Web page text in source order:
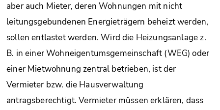
aber auch Mieter, deren Wohnungen mit nicht
leitungsgebundenen Energieträgern beheizt werden,
sollen entlastet werden. Wird die Heizungsanlage z.
B. in einer Wohneigentumsgemeinschaft (WEG) oder
einer Mietwohnung zentral betrieben, ist der
Vermieter bzw. die Hausverwaltung
antragsberechtigt. Vermieter müssen erklären, dass